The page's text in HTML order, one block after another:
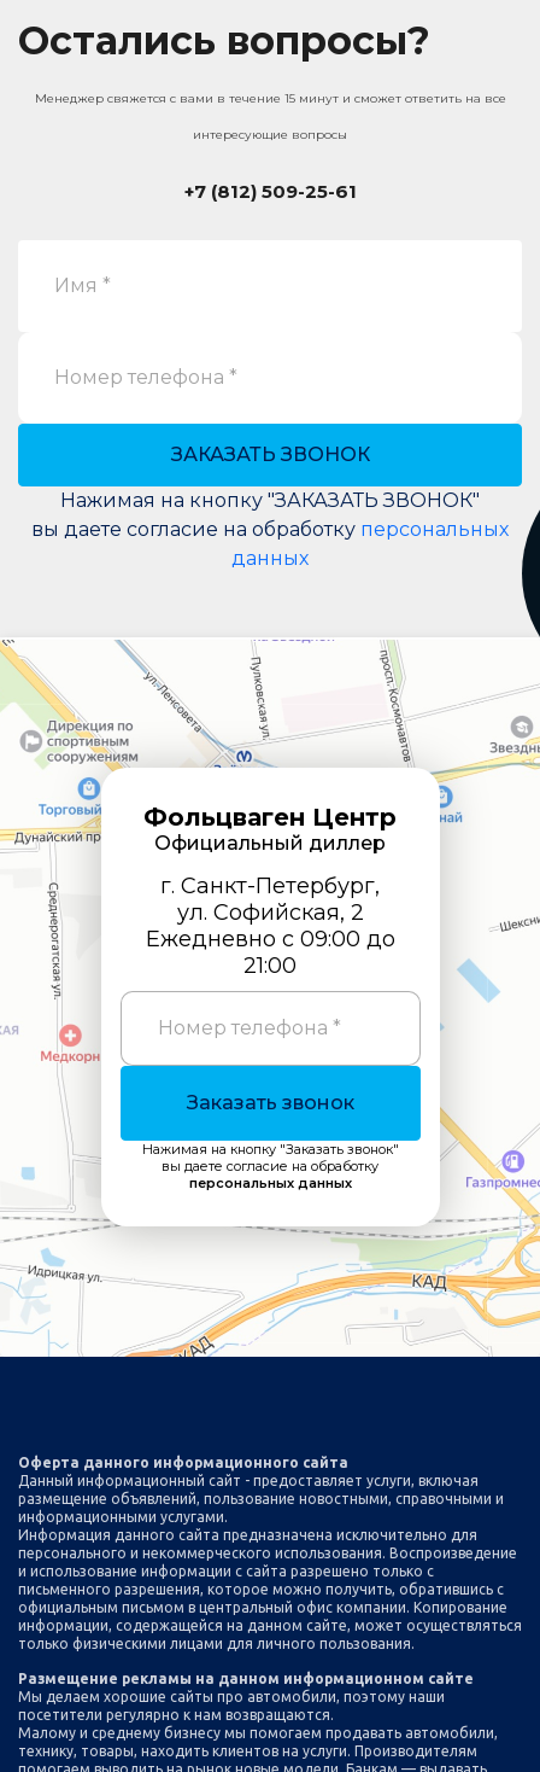
Остались вопросы?
Менеджер свяжется с вами в течение 15 минут и сможет ответить на все
интересующие вопросы
+7 (812) 509-25-61
ЗАКАЗАТЬ ЗВОНОК
Нажимая на кнопку "ЗАКАЗАТЬ ЗВОНОК"
вы даете согласие на обработку персональных
данных
Фольцваген Центр
Официальный диллер
г. Санкт-Петербург,
ул. Софийская, 2
Ежедневно с 09:00 до
21:00
Номер телефона *
Заказать звонок
Нажимая на кнопку "Заказать звонок"
вы даете согласие на обработку
персональных данных
Оферта данного информационного сайта
Данный информационный сайт - предоставляет услуги, включая
размещение объявлений, пользование новостными, справочными и
информационными услугами.
Информация данного сайта предназначена исключительно для
персонального и некоммерческого использования. Воспроизведение
и использование информации с сайта разрешено только с
письменного разрешения, которое можно получить, обратившись с
официальным письмом в центральный офис компании. Копирование
информации, содержащейся на данном сайте, может осуществляться
только физическими лицами для личного пользования.
Размещение рекламы на данном информационном сайте
Мы делаем хорошие сайты про автомобили, поэтому наши
посетители регулярно к нам возвращаются.
Малому и среднему бизнесу мы помогаем продавать автомобили,
технику, товары, находить клиентов на услуги. Производителям